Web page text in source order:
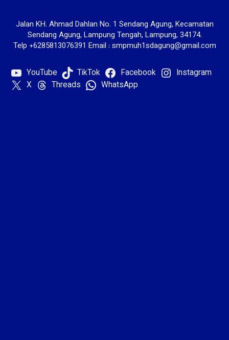
Jalan KH. Ahmad Dahlan No. 1 Sendang Agung, Kecamatan
Sendang Agung, Lampung Tengah, Lampung, 34174.
Telp +6285813076391 Email : smpmuh1sdagung@gmail.com
YouTube TikTok Facebook
Instagram
X
Threads WhatsApp